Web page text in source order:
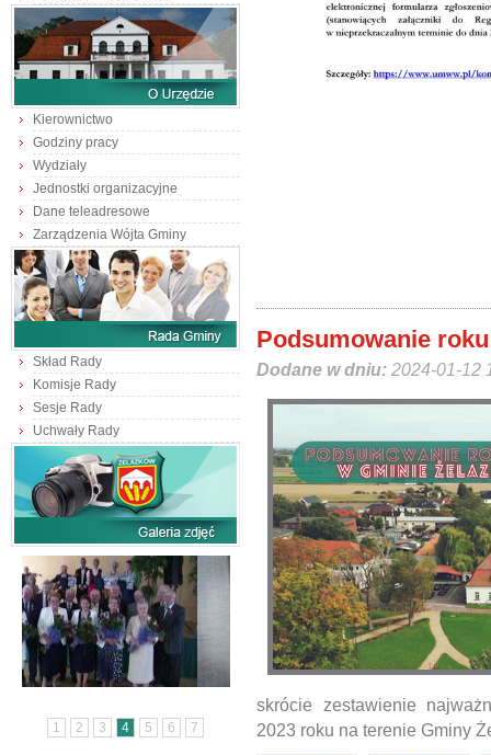
Kierownictwo
Godziny pracy
Wydziały
Jednostki organizacyjne
Dane teleadresowe
Zarządzenia Wójta Gminy
Skład Rady
Komisje Rady
Sesje Rady
Uchwały Rady
1 2 3 4 5 6 7
Podsumowanie
Dodane w dniu: 2024-01-12
skrócie zestawienie
2023 roku na terenie Gminy